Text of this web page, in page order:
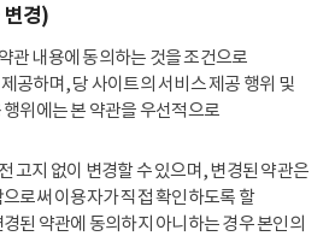
변경)
관 내용에 동의하는 것을 조건으로
공하며, 당 사이트의 서비스 제공 행위 및
위에는 본 약관을 우선적으로
고지 없이 변경할 수 있으며, 변경된 약관은
로써 이용자가 직접 확인하도록 할
된 약관에 동의하지 아니하는 경우 본인의